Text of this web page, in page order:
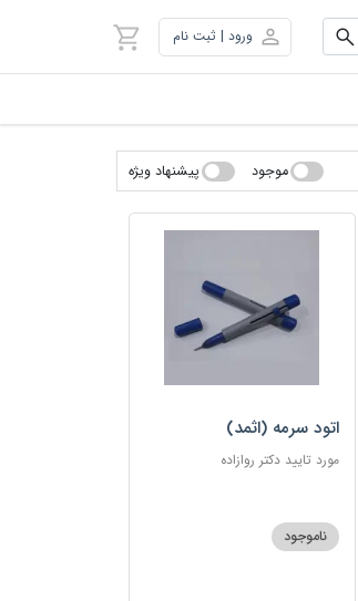
ورود | ثبت نام
موجود پیشنهاد ویژه
اتود سرمه (اثمد)
مورد تایید دکتر روازاده
ناموجود